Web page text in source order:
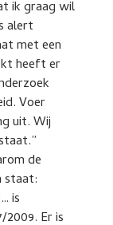
ik graag wil
alert
met een
heeft er
Voer
uit. Wij
de
staat:
is
2009. Er is